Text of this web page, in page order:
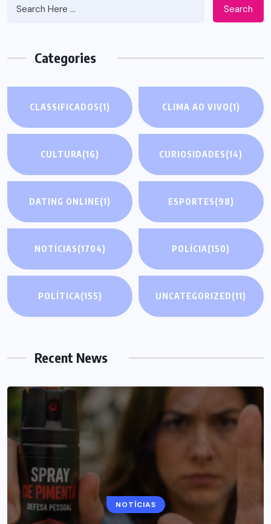
Search
Categories
CLASSIFICADOS(1) CLIMA AO VIVO(1)
CULTURA(16) CURIOSIDADES(14)
DATING ONLINE(1) ESPORTES(98)
NOTÍCIAS(1704) POLÍCIA(150)
POLÍTICA(155) UNCATEGORIZED(11)
Recent News
NOTÍCIAS